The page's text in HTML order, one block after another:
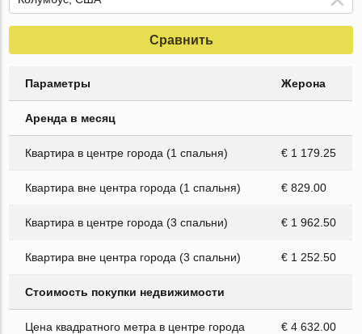
Сравнить
Параметры Жерона
Аренда в месяц
Квартира в центре города (1 спальня) € 1 179.25
Квартира вне центра города (1 спальня) € 829.00
Квартира в центре города (3 спальни) € 1 962.50
Квартира вне центра города (3 спальни) € 1 252.50
Стоимость покупки недвижимости
Цена квадратного метра в центре города € 4 632.00